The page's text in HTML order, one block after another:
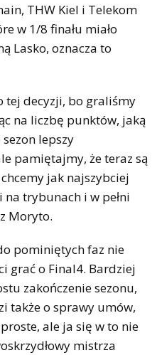
THW Kiel i Telekom
w 1/8 finału miało
Lasko, oznacza to
tej decyzji, bo graliśmy
na liczbę punktów, jaką
lepszy
pamiętajmy, że teraz są
jak najszybciej
trybunach i w pełni
Moryto.
pominiętych faz nie
grać o Final4. Bardziej
zakończenie sezonu,
także o sprawy umów,
ale ja się w to nie
mistrza